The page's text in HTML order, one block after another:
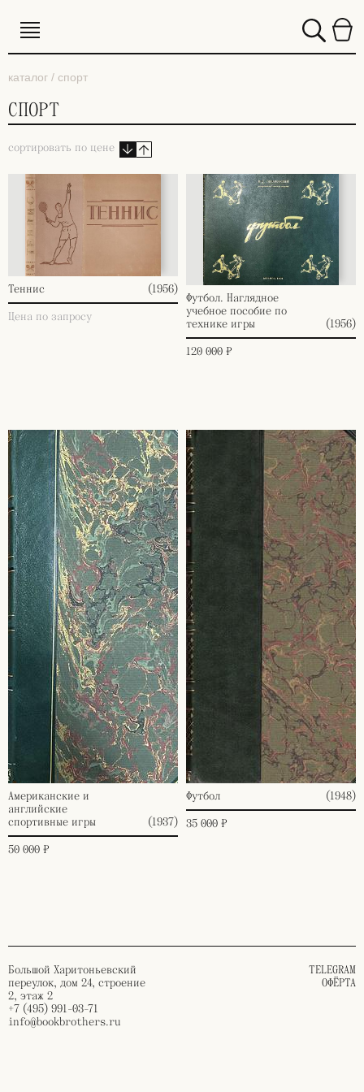
каталог / спорт
СПОРТ
сортировать по цене
Теннис
(1956)
Цена по запросу
Футбол. Наглядное
учебное пособие по
технике игры
(1956)
120 000 ₽
Американские и
английские
спортивные игры
(1937)
50 000 ₽
Футбол
(1948)
35 000 ₽
Большой Харитоньевский
переулок, дом 24, строение
2, этаж 2
+7 (495) 991-03-71
info@bookbrothers.ru
TELEGRAM
ОФЁРТА